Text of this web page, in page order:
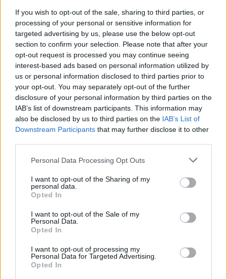
If you wish to opt-out of the sale, sharing to third parties, or
processing of your personal or sensitive information for
targeted advertising by us, please use the below opt-out
section to confirm your selection. Please note that after your
opt-out request is processed you may continue seeing
interest-based ads based on personal information utilized by
us or personal information disclosed to third parties prior to
your opt-out. You may separately opt-out of the further
disclosure of your personal information by third parties on the
IAB’s list of downstream participants. This information may
also be disclosed by us to third parties on the IAB’s List of
Downstream Participants that may further disclose it to other
Personal Data Processing Opt Outs
I want to opt-out of the Sharing of my
personal data.
Opted In
I want to opt-out of the Sale of my
Personal Data.
Opted In
I want to opt-out of processing my
Personal Data for Targeted Advertising.
Opted In
14:39
To Moonlight Serenade στο καφέ του Αρχαιολογικού
Μουσείου Χανίων
14:17
Θ. Κοντογεώργης: Προεκλογική αλλά όχι παροχολογική η
ΔΕΘ
14:01
Άντριου: Μυστικό σχέδιο για βασιλική κηδεία όταν
πεθάνει, παρά την αποκαθήλωση
Σε ετοιμότητα η πυροσβεστική στη Λέσβο
Κρήτη: Και την Δευτέρα (10/08) πολύ υψηλός ο κίνδυνος
13:38